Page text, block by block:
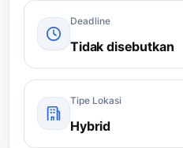
Deadline
Tidak disebutkan
Tipe Lokasi
Hybrid